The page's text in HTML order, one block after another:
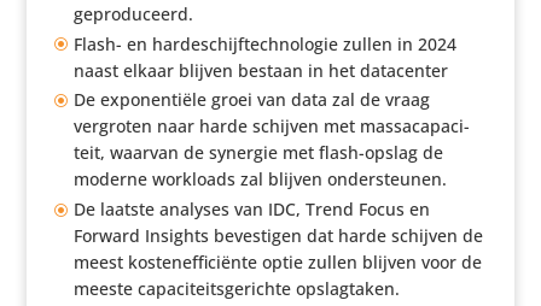
geproduceerd.
Flash- en harde­schijf­tech­no­logie zullen in 2024
naast elkaar blijven bestaan in het datacenter
De expo­nen­tiële groei van data zal de vraag
vergroten naar harde schijven met massaca­pa­ci­
teit, waarvan de synergie met flash-opslag de
moderne workloads zal blijven ondersteunen.
De laatste analyses van IDC, Trend Focus en
Forward Insights beves­tigen dat harde schijven de
meest kosten­ef­fi­ci­ënte optie zullen blijven voor de
meeste capa­ci­teits­ge­richte opslagtaken.